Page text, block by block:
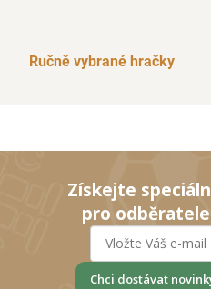
Ručně vybrané hračky
Získejte
pro
Chci dostávat